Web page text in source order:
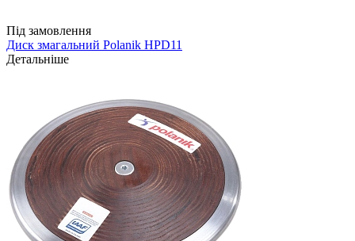
Під замовлення
Диск змагальний Polanik HPD11
Детальніше